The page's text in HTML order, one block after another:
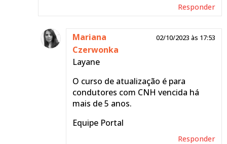
Rosangella
contato com o Detran de
seu estado, eles te
orientarão sobre como
Responder
Mariana
Czerwonka
02/10/2023 às 17:53
Layane
O curso de atualização é para
condutores com CNH vencida há
mais de 5 anos.
Equipe Portal
Responder